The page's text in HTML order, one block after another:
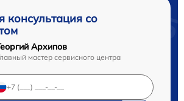
консультация со
Архипов
мастер сервисного центра